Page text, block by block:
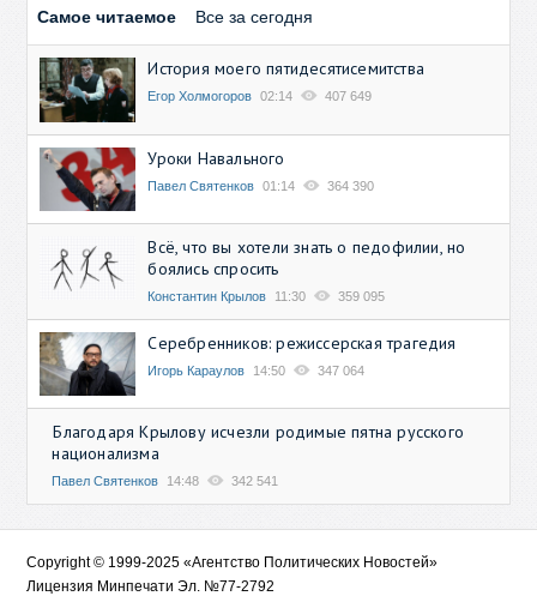
Самое читаемое Все за сегодня
История моего пятидесятисемитства
Егор Холмогоров 02:14 407 649
Уроки Навального
Павел Святенков 01:14 364 390
Всё, что вы хотели знать о педофилии, но
боялись спросить
Константин Крылов 11:30 359 095
Серебренников: режиссерская трагедия
Игорь Караулов 14:50 347 064
Благодаря Крылову исчезли родимые пятна русского
национализма
Павел Святенков 14:48 342 541
Copyright © 1999-2025 «Агентство Политических Новостей»
Лицензия Минпечати Эл. №77-2792